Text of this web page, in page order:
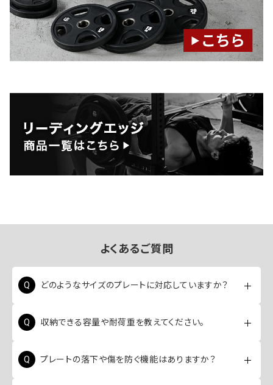
よくあるご質問
どのようなサイズのプレートに対応していますか？
オリンピックプレート（穴径50mm）には対応していませ
収納できる容量や耐荷重を教えてください。
は300kgまで対応しています。
プレートの落下や傷を防ぐ機能はありますか？